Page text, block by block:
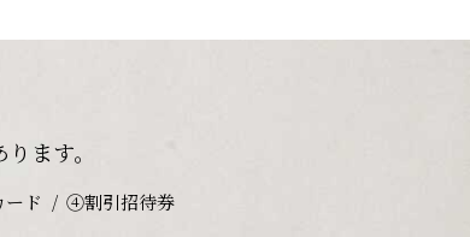
ます。
ド ④割引招待券